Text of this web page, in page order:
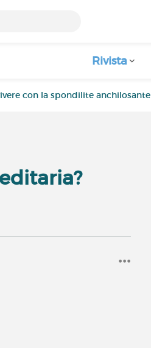
Rivista
con la spondilite anchilosante